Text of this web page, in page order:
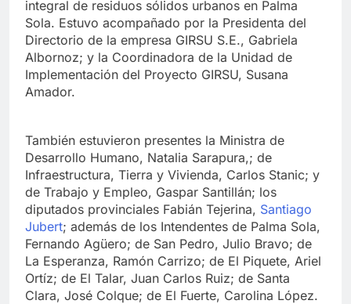
integral de residuos sólidos urbanos en Palma
Sola. Estuvo acompañado por la Presidenta del
Directorio de la empresa GIRSU S.E., Gabriela
Albornoz; y la Coordinadora de la Unidad de
Implementación del Proyecto GIRSU, Susana
Amador.
También estuvieron presentes la Ministra de
Desarrollo Humano, Natalia Sarapura,; de
Infraestructura, Tierra y Vivienda, Carlos Stanic; y
de Trabajo y Empleo, Gaspar Santillán; los
diputados provinciales Fabián Tejerina, Santiago
Jubert; además de los Intendentes de Palma Sola,
Fernando Agüero; de San Pedro, Julio Bravo; de
La Esperanza, Ramón Carrizo; de El Piquete, Ariel
Ortíz; de El Talar, Juan Carlos Ruiz; de Santa
Clara, José Colque; de El Fuerte, Carolina López.